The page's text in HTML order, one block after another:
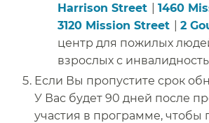
Harrison Street​​
1460
3120 Mission Street​​
2
центр для пожилых
взрослых с
Если Вы пропустите срок
У Вас будет 90 дней после
участия в программе, чтобы